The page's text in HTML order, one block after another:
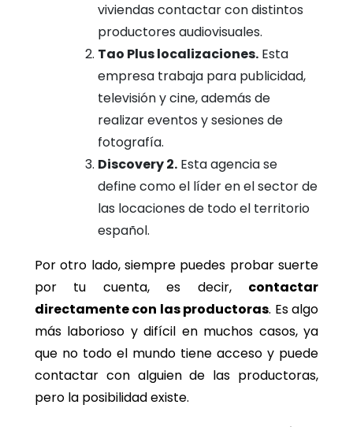
viviendas contactar con distintos
productores audiovisuales.
Tao Plus localizaciones. Esta
empresa trabaja para publicidad,
televisión y cine, además de
realizar eventos y sesiones de
fotografía.
Discovery 2. Esta agencia se
define como el líder en el sector de
las locaciones de todo el territorio
español.
Por otro lado, siempre puedes probar suerte
por tu cuenta, es decir, contactar
directamente con las productoras. Es algo
más laborioso y difícil en muchos casos, ya
que no todo el mundo tiene acceso y puede
contactar con alguien de las productoras,
pero la posibilidad existe.